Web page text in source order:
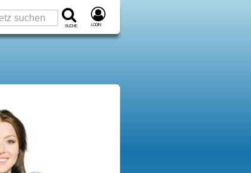
Suche Login